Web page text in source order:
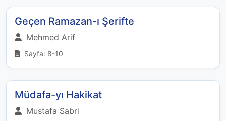
Geçen Ramazan-ı Şerifte
Mehmed Arif
Sayfa: 8-10
Müdafa-yı Hakikat
Mustafa Sabri